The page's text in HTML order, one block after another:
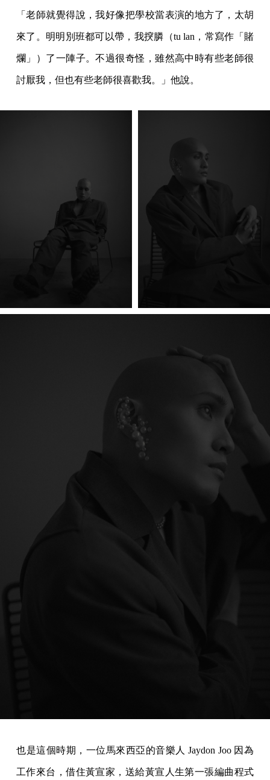
「老師就覺得說，我好像把學校當表演的地方了，太胡
來了。明明別班都可以帶，我揬膦（tu lan，常寫作「賭
爛」）了一陣子。不過很奇怪，雖然高中時有些老師很
討厭我，但也有些老師很喜歡我。」他說。
也是這個時期，一位馬來西亞的音樂人 Jaydon Joo 因為
工作來台，借住黃宣家，送給黃宣人生第一張編曲程式